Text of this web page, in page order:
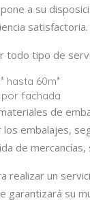
a su
satisfactoria.
todo tipo de
hasta 60m³
fachada
de
embalajes,
de mercancías,
realizar un
garantizará su